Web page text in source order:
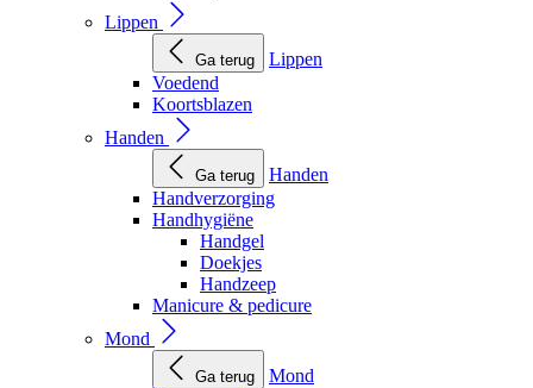
Lippen
Ga terug
Lippen
Voedend
Koortsblazen
Handen
Ga terug
Handen
Handverzorging
Handhygiëne
Handgel
Doekjes
Handzeep
Manicure & pedicure
Mond
Ga terug
Mond